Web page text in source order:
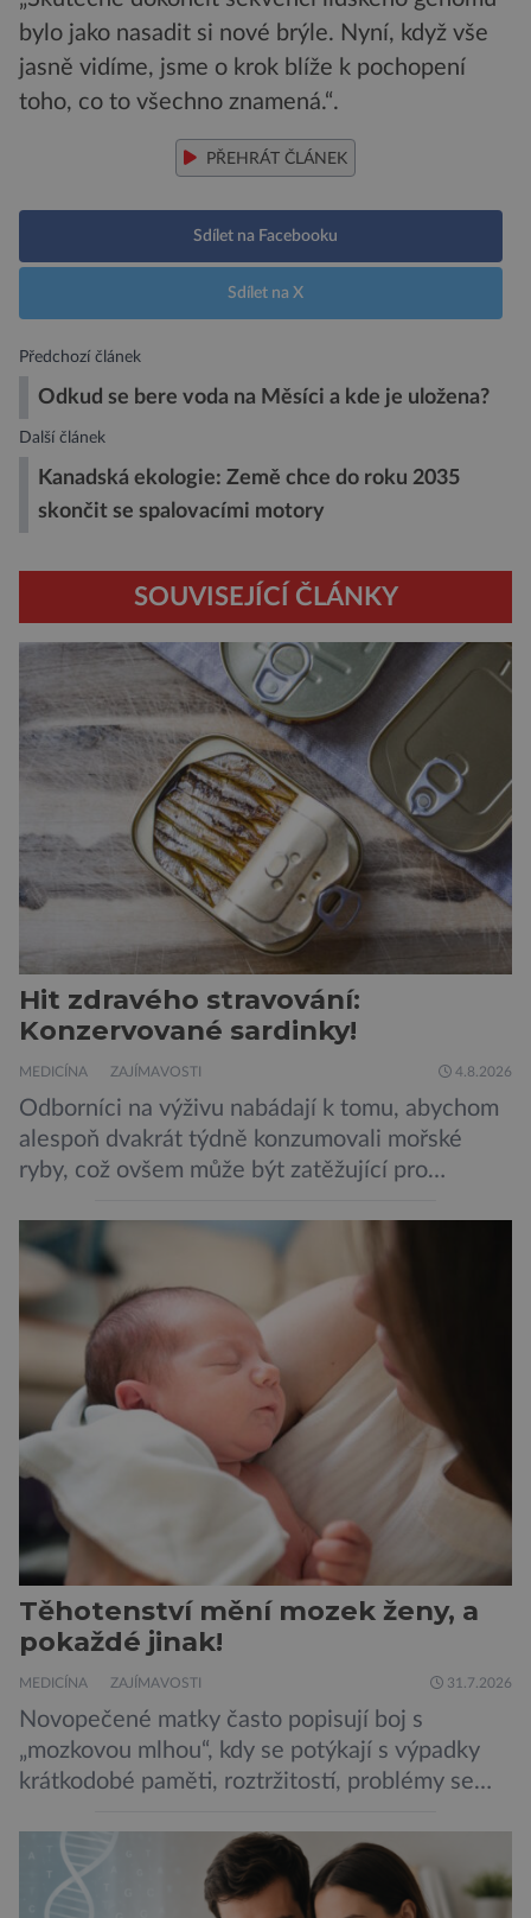
bylo jako nasadit si nové brýle. Nyní, když vše
jasně vidíme, jsme o krok blíže k pochopení
toho, co to všechno znamená.“.
PŘEHRÁT ČLÁNEK
Sdílet na Facebooku
Sdílet na X
Předchozí článek
Odkud se bere voda na Měsíci a kde je uložena?
Další článek
Kanadská ekologie: Země chce do roku 2035
skončit se spalovacími motory
SOUVISEJÍCÍ ČLÁNKY
Hit zdravého stravování:
Konzervované sardinky!
MEDICÍNA ZAJÍMAVOSTI 4.8.2026
Odborníci na výživu nabádají k tomu, abychom
alespoň dvakrát týdně konzumovali mořské
ryby, což ovšem může být zatěžující pro
doporučení se nyní staly konzervované
sardinky, které si může dovolit opravdu každý
„Místo toho, aby poskytovaly izolované
mononutrienty, jsou rybí konzervy kompletní
potravinou,“ říká nutriční specialista Colin
Robertson a zdůrazňuje […]
Těhotenství mění mozek ženy, a
pokaždé jinak!
MEDICÍNA ZAJÍMAVOSTI 31.7.2026
Novopečené matky často popisují boj s
„mozkovou mlhou“, kdy se potýkají s výpadky
krátkodobé paměti, roztržitostí, problémy se
obtíže byly dlouhou dobu připisovány
nedostatku spánku a stresu při péči o
novorozence. Nyní se však ukazuje, že za tím